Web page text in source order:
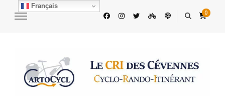
0
Français